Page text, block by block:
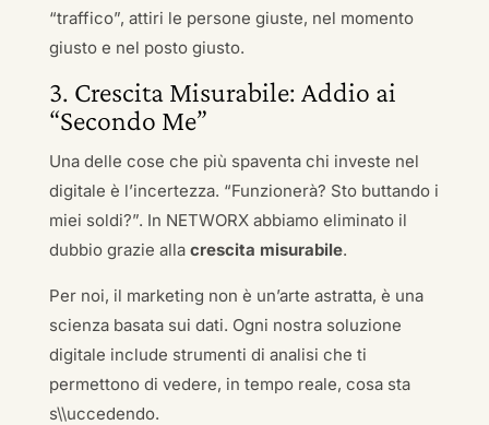
“traffico”, attiri le persone giuste, nel momento
giusto e nel posto giusto.
3. Crescita Misurabile: Addio ai
“Secondo Me”
Una delle cose che più spaventa chi investe nel
digitale è l’incertezza. “Funzionerà? Sto buttando i
miei soldi?”. In NETWORX abbiamo eliminato il
dubbio grazie alla crescita misurabile.
Per noi, il marketing non è un’arte astratta, è una
scienza basata sui dati. Ogni nostra soluzione
digitale include strumenti di analisi che ti
permettono di vedere, in tempo reale, cosa sta
s\\uccedendo.